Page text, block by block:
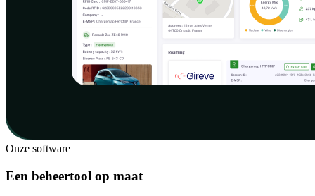
Onze software
Een beheertool op maat